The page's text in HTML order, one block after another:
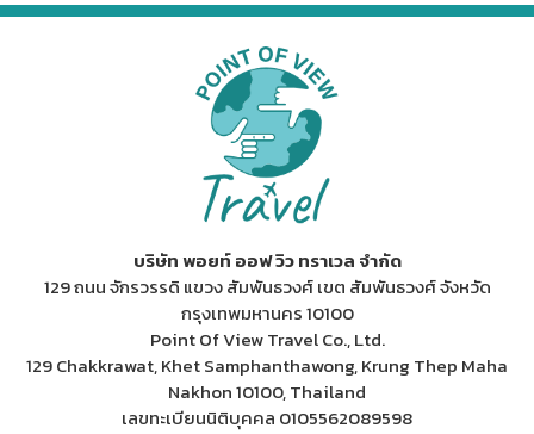
บริษัท พอยท์ ออฟ วิว ทราเวล จำกัด
129 ถนน จักรวรรดิ แขวง สัมพันธวงศ์ เขต สัมพันธวงศ์ จังหวัด
กรุงเทพมหานคร 10100
Point Of View Travel Co., Ltd.
129 Chakkrawat, Khet Samphanthawong, Krung Thep Maha
Nakhon 10100, Thailand
เลขทะเบียนนิติบุคคล 0105562089598